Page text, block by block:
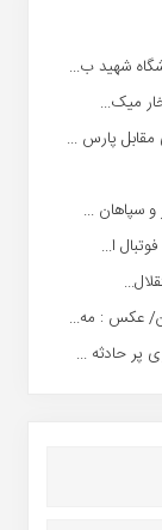
شهید ب...
میک...
پارس ...
و سپاهان ...
ا...
عکس : مه...
پر حادثه ...